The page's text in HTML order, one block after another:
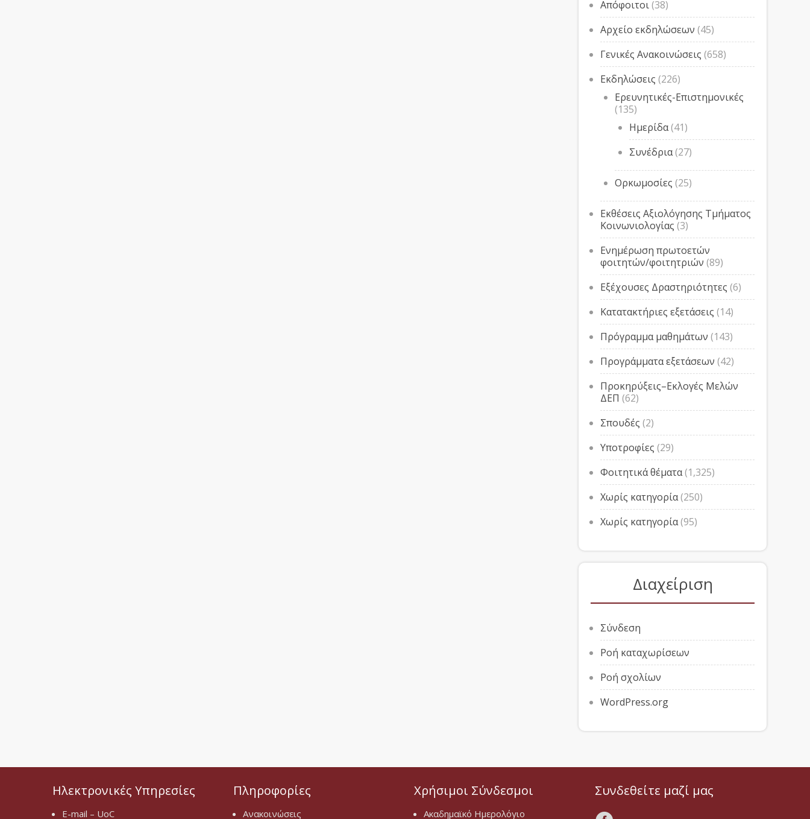
Απόφοιτοι(38)
Αρχείο εκδηλώσεων (45)
Γενικές Ανακοινώσεις (658)
Εκδηλώσεις (226)
Ερευνητικές-Επιστημονικές
(135)
Ημερίδα(41)
Συνέδρια(27)
Ορκωμοσίες (25)
Εκθέσεις Αξιολόγησης Τμήματος
Κοινωνιολογίας (3)
Ενημέρωση πρωτοετών
φοιτητών/φοιτητριών (89)
Εξέχουσες Δραστηριότητες (6)
Κατατακτήριες εξετάσεις (14)
Πρόγραμμα μαθημάτων (143)
Προγράμματα εξετάσεων (42)
Προκηρύξεις–Εκλογές Μελών
ΔΕΠ (62)
Σπουδές (2)
Υποτροφίες (29)
Φοιτητικά θέματα(1,325)
Χωρίς κατηγορία(250)
Χωρίς κατηγορία(95)
Διαχείριση
Σύνδεση
Ροή καταχωρίσεων
Ροή σχολίων
WordPress.org
Ηλεκτρονικές Υπηρεσίες
E-mail – UoC
Πληροφορίες
Ανακοινώσεις
Χρήσιμοι Σύνδεσμοι
Ακαδημαϊκό Ημερολόγιο
Συνδεθείτε μαζί μας